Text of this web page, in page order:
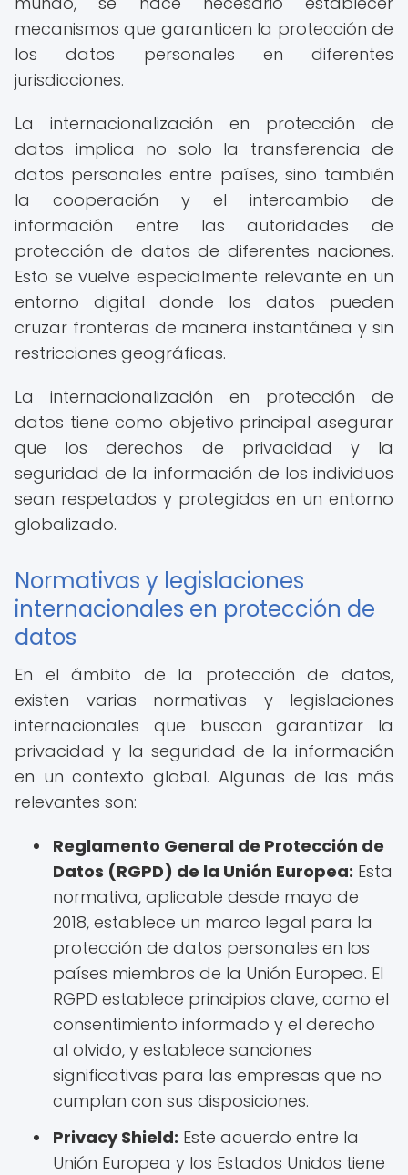
mecanismos que garanticen la protección de
los datos personales en diferentes
jurisdicciones.
La internacionalización en protección de
datos implica no solo la transferencia de
datos personales entre países, sino también
la cooperación y el intercambio de
información entre las autoridades de
protección de datos de diferentes naciones.
Esto se vuelve especialmente relevante en un
entorno digital donde los datos pueden
cruzar fronteras de manera instantánea y sin
restricciones geográficas.
La internacionalización en protección de
datos tiene como objetivo principal asegurar
que los derechos de privacidad y la
seguridad de la información de los individuos
sean respetados y protegidos en un entorno
globalizado.
Normativas y legislaciones
internacionales en protección de
datos
En el ámbito de la protección de datos,
existen varias normativas y legislaciones
internacionales que buscan garantizar la
privacidad y la seguridad de la información
en un contexto global. Algunas de las más
relevantes son:
Reglamento General de Protección de
Datos (RGPD) de la Unión Europea: Esta
normativa, aplicable desde mayo de
2018, establece un marco legal para la
protección de datos personales en los
países miembros de la Unión Europea. El
RGPD establece principios clave, como el
consentimiento informado y el derecho
al olvido, y establece sanciones
significativas para las empresas que no
cumplan con sus disposiciones.
Privacy Shield: Este acuerdo entre la
Unión Europea y los Estados Unidos tiene